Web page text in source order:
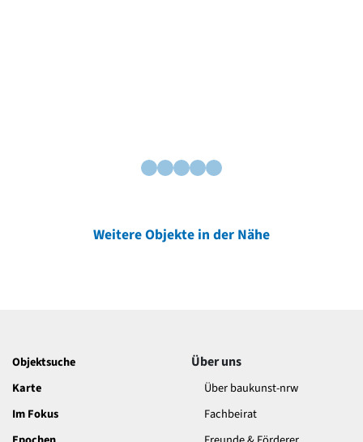
Weitere Objekte in der Nähe
Objektsuche
Karte
Im Fokus
Über uns
Über baukunst-nrw
Fachbeirat